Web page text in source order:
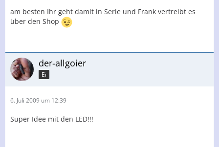
am besten Ihr geht damit in Serie und Frank vertreibt es
über den Shop
der-allgoier
Ei
6. Juli 2009 um 12:39
Super Idee mit den LED!!!